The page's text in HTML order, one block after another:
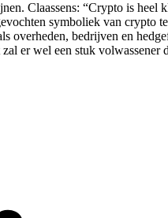
Claassens: “Crypto is
symboliek van
overheden, bedrijven en
er wel een stuk volwassener